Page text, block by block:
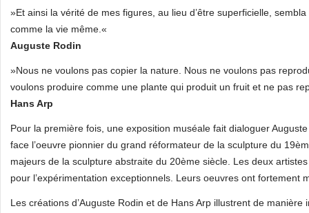
»Et ainsi la vérité de mes figures, au lieu d’être superficielle,
comme la vie même.«
Auguste Rodin
»Nous ne voulons pas copier la nature. Nous ne voulons pas
voulons produire comme une plante qui produit un fruit et ne pas
Hans Arp
Pour la première fois, une exposition muséale fait dialoguer
face l’oeuvre pionnier du grand réformateur de la sculpture du
majeurs de la sculpture abstraite du 20ème siècle. Les deux
pour l’expérimentation exceptionnels. Leurs oeuvres ont
Les créations d’Auguste Rodin et de Hans Arp illustrent de